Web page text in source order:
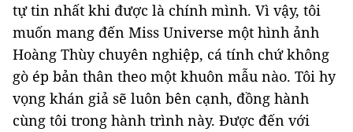
tự tin nhất khi được là chính mình. Vì vậy, tôi
muốn mang đến Miss Universe một hình ảnh
Hoàng Thùy chuyên nghiệp, cá tính chứ không
gò ép bản thân theo một khuôn mẫu nào. Tôi hy
vọng khán giả sẽ luôn bên cạnh, đồng hành
cùng tôi trong hành trình này. Được đến với